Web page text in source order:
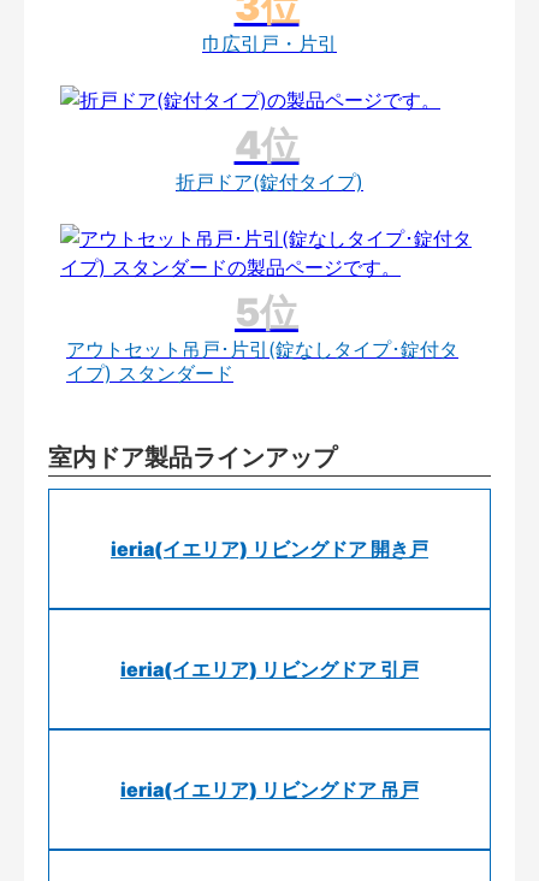
巾広引戸・片引
折戸ドア(錠付タイプ)
アウトセット吊戸･片引(錠なしタイプ･錠付タ
イプ) スタンダード
室内ドア製品ラインアップ
ieria(イエリア) リビングドア 開き戸
ieria(イエリア) リビングドア 引戸
ieria(イエリア) リビングドア 吊戸